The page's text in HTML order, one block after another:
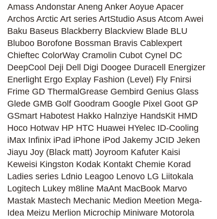
Amass Andonstar Aneng Anker Aoyue Apacer
Archos Arctic Art series ArtStudio Asus Atcom Awei
Baku Baseus Blackberry Blackview Blade BLU
Bluboo Borofone Bossman Bravis Cablexpert
Chieftec ColorWay Cramolin Cubot Cynel DC
DeepCool Deji Dell Digi Doogee Duracell Energizer
Enerlight Ergo Explay Fashion (Level) Fly Fnirsi
Frime GD ThermalGrease Gembird Genius Glass
Glede GMB Golf Goodram Google Pixel Goot GP
GSmart Habotest Hakko Halnziye HandsKit HMD
Hoco Hotwav HP HTC Huawei HYelec ID-Cooling
iMax Infinix iPad iPhone iPod Jakemy JCID Jeken
Jiayu Joy (Black matt) Joyroom Kafuter Kaisi
Keweisi Kingston Kodak Kontakt Chemie Korad
Ladies series Ldnio Leagoo Lenovo LG Liitokala
Logitech Lukey m8line MaAnt MacBook Marvo
Mastak Mastech Mechanic Medion Meetion Mega-
Idea Meizu Merlion Microchip Miniware Motorola